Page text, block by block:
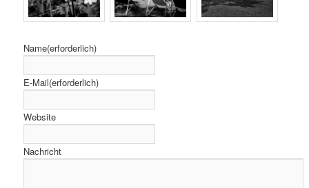
Name(erforderlich)
E-Mail(erforderlich)
Website
Nachricht